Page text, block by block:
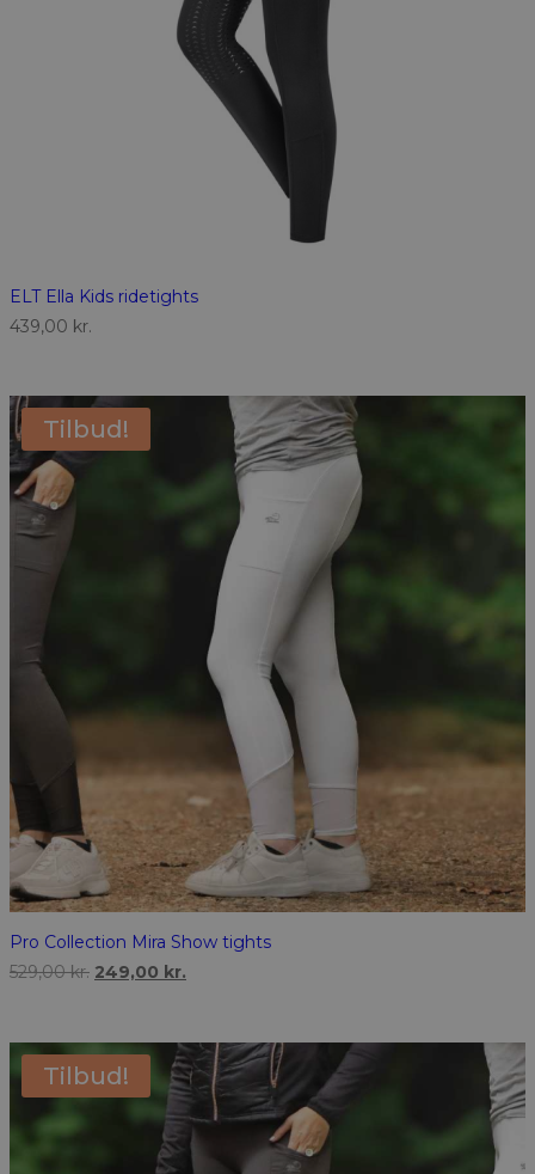
ELT Ella Kids ridetights
439,00 kr.
Tilbud!
Pro Collection Mira Show tights
529,00kr. Den
529,00 kr..
249,00 kr.
249,00 kr..
Tilbud!